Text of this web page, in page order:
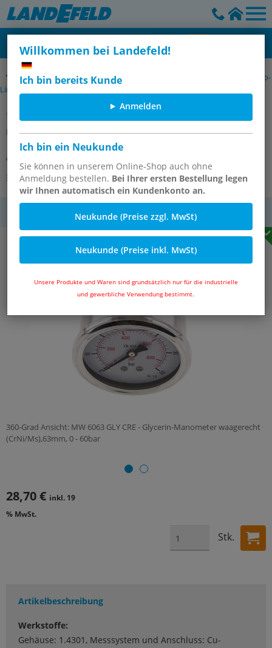
Willkommen bei Landefeld!
Ich bin bereits Kunde
Anmelden
Ich bin ein Neukunde
Sie können in unserem Online-Shop auch ohne
Anmeldung bestellen. Bei Ihrer ersten Bestellung legen
wir Ihnen automatisch ein Kundenkonto an.
Neukunde (Preise zzgl. MwSt)
Neukunde (Preise inkl. MwSt)
Unsere Produkte und Waren sind grundsätzlich nur für die industrielle
und gewerbliche Verwendung bestimmt.
Glycerinmanometer waagerecht Ø 63 mm, Edelstahl / Messing, Eco-
Line
Glycerin-Manometer waagerecht
(CrNi/Ms),63mm, 0 - 60bar
Artikelnummer:
Andere Varianten des Artikels
360-Grad Ansicht: MW 6063 GLY CRE - Glycerin-Manometer waagerecht
(CrNi/Ms),63mm, 0 - 60bar
28,70 € inkl. 19
% MwSt.
Stk.
Artikelbeschreibung
Werkstoffe:
Gehäuse: 1.4301, Messsystem und Anschluss: Cu-